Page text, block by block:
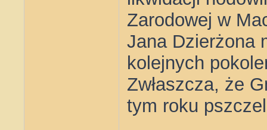
Zarodowej w
Jana Dzierżona
kolejnych
Zwłaszcza, że
tym roku